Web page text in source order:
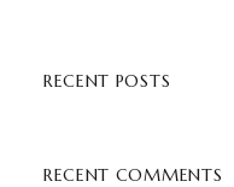
RECENT POSTS
RECENT COMMENTS